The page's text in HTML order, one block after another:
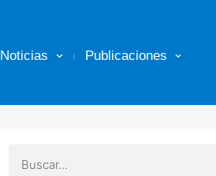
Noticias Publicaciones